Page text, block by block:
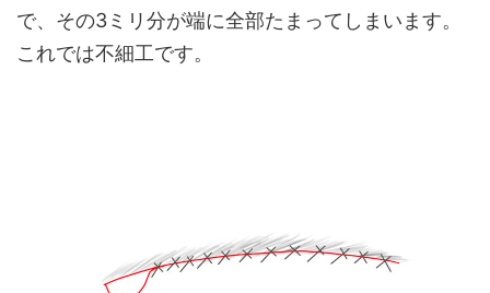
で、その3ミリ分が端に全部たまってしまいます。
これでは不細工です。